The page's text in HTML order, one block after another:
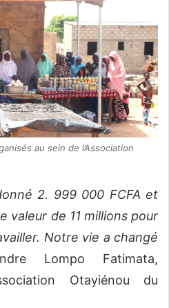
au sein de l’Association
2. 999 000 FCFA et
valeur de 11 millions pour
Notre vie a changé
Lompo Fatimata,
Otayiénou du